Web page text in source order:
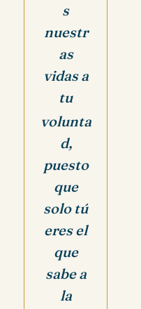
s
nuestr
as
vidas a
tu
volunta
d,
puesto
que
solo tú
eres el
que
sabe a
la